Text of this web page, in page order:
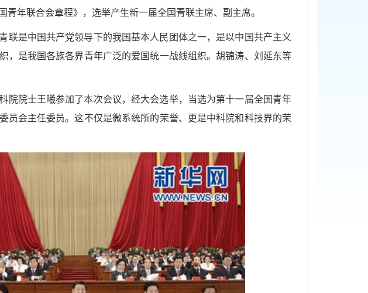
年联合会章程》，选举产生新一届全国青联主席、副主席。
联是中国共产党领导下的我国基本人民团体之一，是以中国共产主义
，是我国各族各界青年广泛的爱国统一战线组织。胡锦涛、刘延东等
院院士王曦参加了本次会议，经大会选举，当选为第十一届全国青年
员会主任委员。这不仅是微系统所的荣誉、更是中科院和科技界的荣